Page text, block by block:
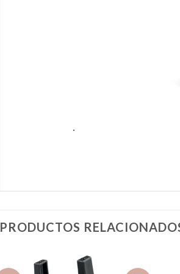
.
PRODUCTOS